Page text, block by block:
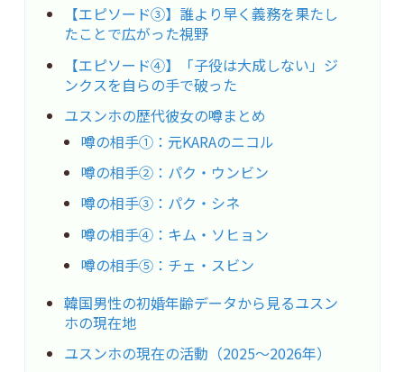
【エピソード③】誰より早く義務を果たし
たことで広がった視野
【エピソード④】「子役は大成しない」ジ
ンクスを自らの手で破った
ユスンホの歴代彼女の噂まとめ
噂の相手①：元KARAのニコル
噂の相手②：パク・ウンビン
噂の相手③：パク・シネ
噂の相手④：キム・ソヒョン
噂の相手⑤：チェ・スビン
韓国男性の初婚年齢データから見るユスン
ホの現在地
ユスンホの現在の活動（2025〜2026年）